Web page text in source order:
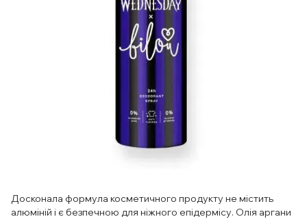
Досконала формула косметичного продукту не містить
алюміній і є безпечною для ніжного епідермісу. Олія аргани